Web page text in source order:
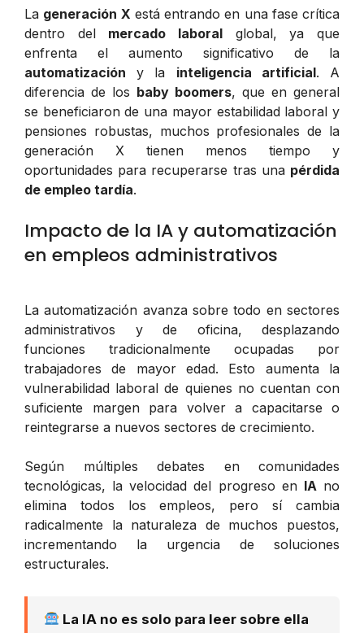
La generación X está entrando en una fase crítica
dentro del mercado laboral global, ya que
enfrenta el aumento significativo de la
automatización y la inteligencia artificial. A
diferencia de los baby boomers, que en general
se beneficiaron de una mayor estabilidad laboral y
pensiones robustas, muchos profesionales de la
generación X tienen menos tiempo y
oportunidades para recuperarse tras una pérdida
de empleo tardía.
Impacto de la IA y automatización
en empleos administrativos
La automatización avanza sobre todo en sectores
administrativos y de oficina, desplazando
funciones tradicionalmente ocupadas por
trabajadores de mayor edad. Esto aumenta la
vulnerabilidad laboral de quienes no cuentan con
suficiente margen para volver a capacitarse o
reintegrarse a nuevos sectores de crecimiento.
Según múltiples debates en comunidades
tecnológicas, la velocidad del progreso en IA no
elimina todos los empleos, pero sí cambia
radicalmente la naturaleza de muchos puestos,
incrementando la urgencia de soluciones
estructurales.
La IA no es solo para leer sobre ella